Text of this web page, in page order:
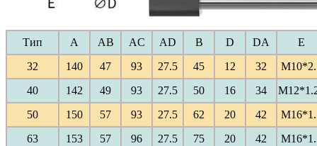
Тип A AB AC AD B D DA
E
32
140 47 93 27.5 45 12 32
40
142 49 93 27.5 50 16 34
50
150 57 93 27.5 62 20 42
63
153 57 96 27.5 75 20 42